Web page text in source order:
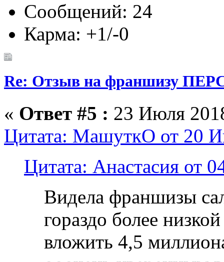
Сообщений: 24
Карма: +1/-0
Re: Отзыв на франшизу
« Ответ #5 : 23 Июля
Цитата: МашуткО от 20
Цитата: Анастасия от
Видела франшизы
гораздо более
вложить 4,5